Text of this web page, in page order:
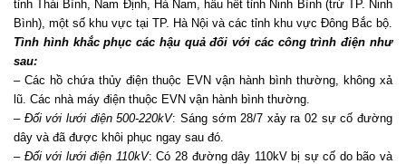
tỉnh Thái Bình, Nam Định, Hà Nam, hầu hết tỉnh Ninh Bình (trừ TP. Ninh
Bình), một số khu vực tại TP. Hà Nội và các tỉnh khu vực Đông Bắc bộ.
Tình hình khắc phục các hậu quả đối với các công trình điện như
sau:
– Các hồ chứa thủy điện thuộc EVN vận hành bình thường, không xả
lũ. Các nhà máy điện thuộc EVN vận hành bình thường.
– Đối với lưới điện 500-220kV: Sáng sớm 28/7 xảy ra 02 sự cố đường
dây và đã được khôi phục ngay sau đó.
– Đối với lưới điện 110kV: Có 28 đường dây 110kV bị sự cố do bão và